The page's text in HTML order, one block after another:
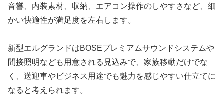
音響、内装素材、収納、エアコン操作のしやすさなど、細
かい快適性が満足度を左右します。
新型エルグランドはBOSEプレミアムサウンドシステムや
間接照明なども用意される見込みで、家族移動だけでな
く、送迎車やビジネス用途でも魅力を感じやすい仕立てに
なると考えられます。